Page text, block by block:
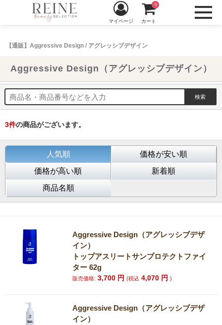
【通販】Aggressive Design / アグレッシブデザイン
マイページ カート
0
Aggressive Design（アグレッシブデザイン）
3件の商品がございます。
人気順
価格が安い順
価格が高い順
新着順
商品名順
Aggressive Design（アグレッシブデザ
イン）
トップアスリートサンプロテクトファイ
ター 62g
販売価格: 3,700 円(税込 4,070 円)
Aggressive Design（アグレッシブデザ
イン）